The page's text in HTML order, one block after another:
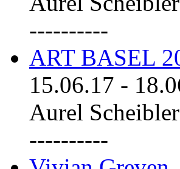
----------
ART BASEL
15.06.17 -
Aurel
----------